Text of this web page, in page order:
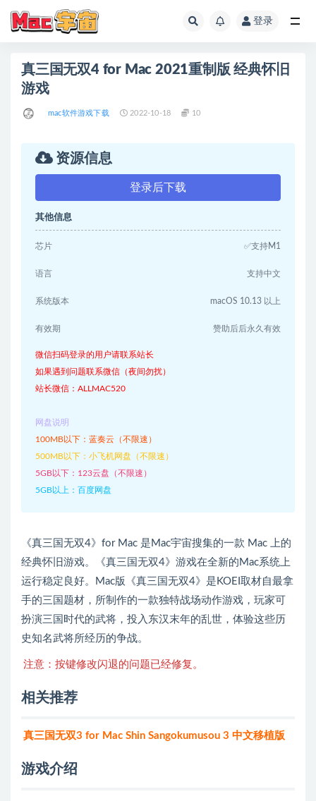
登录
真三国无双4 for Mac 2021重制版 经典怀旧
游戏
mac软件游戏下载 2022-10-18 10
资源信息
登录后下载
其他信息
芯片 ✅支持M1
语言 支持中文
系统版本 macOS 10.13 以上
有效期 赞助后后永久有效
微信扫码登录的用户请联系站长
如果遇到问题联系微信（夜间勿扰）
站长微信：ALLMAC520
网盘说明
100MB以下：蓝奏云（不限速）
500MB以下：小飞机网盘（不限速）
5GB以下：123云盘（不限速）
5GB以上：百度网盘
《真三国无双4》for Mac 是Mac宇宙搜集的一款 Mac 上的
经典怀旧游戏。《真三国无双4》游戏在全新的Mac系统上
运行稳定良好。Mac版《真三国无双4》是KOEI取材自最拿
手的三国题材，所制作的一款独特战场动作游戏，玩家可
扮演三国时代的武将，投入东汉末年的乱世，体验这些历
史知名武将所经历的争战。
注意：按键修改闪退的问题已经修复。
相关推荐
真三国无双3 for Mac Shin Sangokumusou 3 中文移植版
游戏介绍